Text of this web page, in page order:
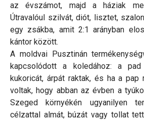
az évszámot, majd a háziak
Útravalóul szilvát, diót, lisztet,
egy zsákba, amit 2:1 arányban
kántor között.
A moldvai Pusztinán
kapcsolódott a koledához: a
kukoricát, árpát raktak, és ha a pap
voltak, hogy abban az évben a
Szeged környékén ugyanilyen
célzattal almát, búzát vagy tollat